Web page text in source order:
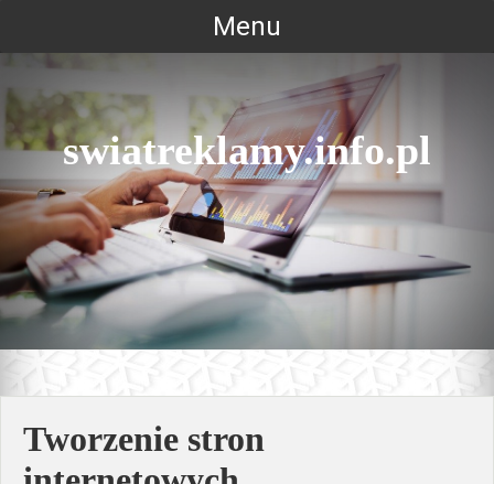
content
Menu
swiatreklamy.info.pl
Tworzenie stron